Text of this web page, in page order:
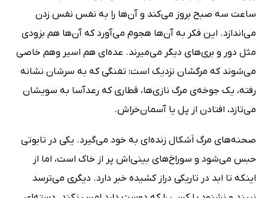
ساعت سه صبح بروز می‌کند و آن‌ها را به نفس نفس زدن
می‌اندازد. این فکر به آن‌ها هجوم می‌آورد که آن‌ها هم بزودی
مثل دور و بری‌های دیگر می‌میرند. عده‌ای هم اسیر وهم خاصی
می‌شوند که مرگشان نزدیک است: تفنگی که به سرشان نشانه
رفته، یک جوخه‌ی مرگ نازی‌ها، قطاری که رعد‌آسا به سویشان
می‌تازد، افتادن از پل یا آسمان‌خراش.
صحنه‌های مرگ اَشکال زنده‌ای به خود می‌گیرد. یکی در تابوتی
حبس می‌شود و سوراخ‌های بینی‌اش پر از خاک است، اما از
اینکه تا ابد در تاریکی دراز کشیده خبر دارد. دیگری می‌ترسد